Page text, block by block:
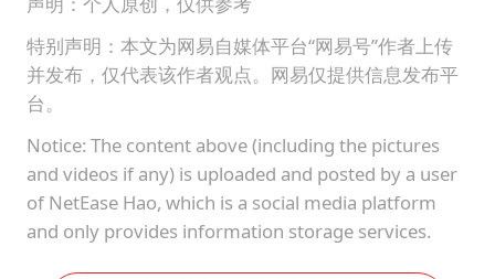
特别声明：本文为网易自媒体平台“网易号”作者上传
并发布，仅代表该作者观点。网易仅提供信息发布平
台。
Notice: The content above (including the pictures
and videos if any) is uploaded and posted by a user
of NetEase Hao, which is a social media platform
and only provides information storage services.